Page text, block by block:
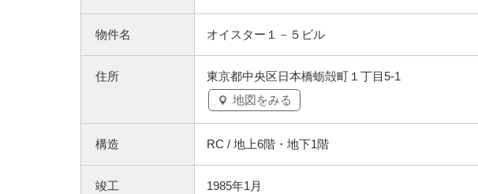
物件名 オイスター１－５ビル
住所
東京都中央区日本橋蛎殻町１丁目5-1
地図をみる
構造 RC / 地上6階・地下1階
竣工 1985年1月